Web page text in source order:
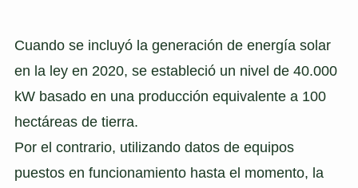
Cuando se incluyó la generación de energía solar
en la ley en 2020, se estableció un nivel de 40.000
kW basado en una producción equivalente a 100
hectáreas de tierra.
Por el contrario, utilizando datos de equipos
puestos en funcionamiento hasta el momento, la